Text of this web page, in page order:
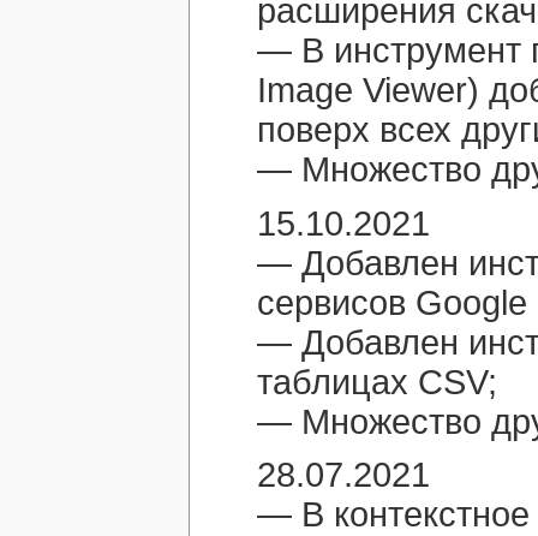
расширения
— В инструмент
Image Viewer)
поверх всех
— Множество
15.10.2021
— Добавлен
сервисов
— Добавлен
таблицах CSV;
— Множество
28.07.2021
— В